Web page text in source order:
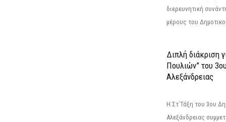
διερευνητική
μέρους του
Διπλή διάκριση
Πουλιών” του
Αλεξάνδρειας
Η Στ΄Τάξη του 3ου
Αλεξάνδρειας